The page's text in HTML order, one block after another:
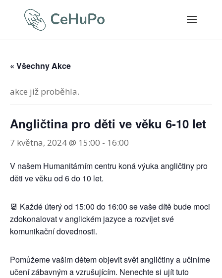
« Všechny Akce
akce již proběhla.
Angličtina pro děti ve věku 6-10 let
7 května, 2024 @ 15:00 - 16:00
V našem Humanitárním centru koná výuka angličtiny pro
děti ve věku od 6 do 10 let.
📆 Každé úterý od 15:00 do 16:00 se vaše dítě bude moci
zdokonalovat v anglickém jazyce a rozvíjet své
komunikační dovednosti.
Pomůžeme vašim dětem objevit svět angličtiny a učiníme
učení zábavným a vzrušujícím. Nenechte si ujít tuto